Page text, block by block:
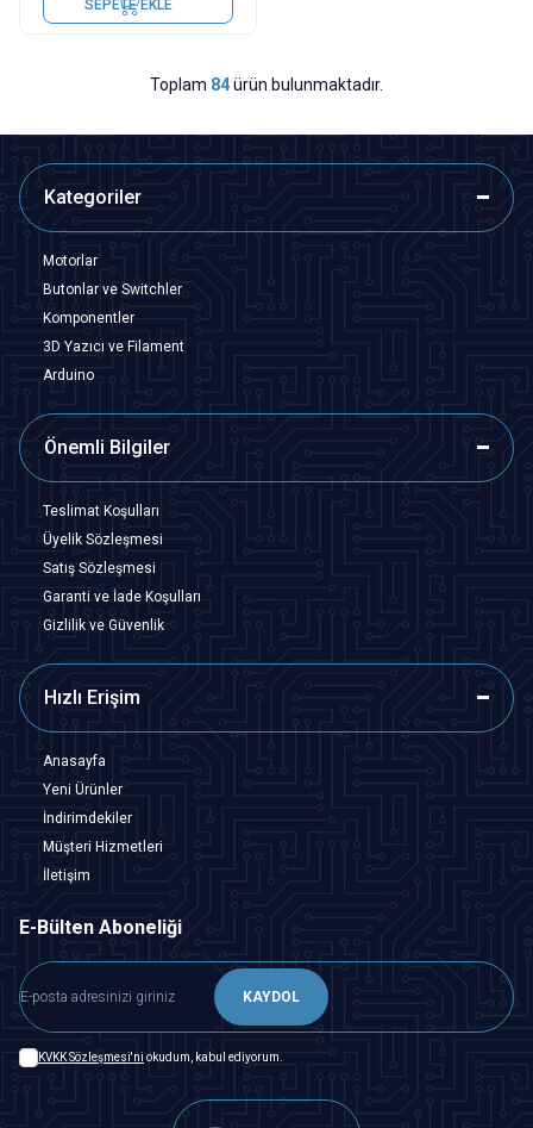
SEPETE EKLE
Toplam 84ürün bulunmaktadır.
Kategoriler
Motorlar
Butonlar ve Switchler
Komponentler
3D Yazıcı ve Filament
Arduino
Önemli Bilgiler
Teslimat Koşulları
Üyelik Sözleşmesi
Satış Sözleşmesi
Garanti ve İade Koşulları
Gizlilik ve Güvenlik
Hızlı Erişim
Anasayfa
Yeni Ürünler
İndirimdekiler
Müşteri Hizmetleri
İletişim
E-Bülten Aboneliği
KAYDOL
KVKK Sözleşmesi'ni okudum, kabul ediyorum.